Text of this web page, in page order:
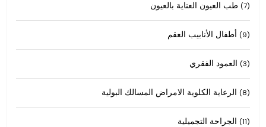
(7)
(9)
(3)
(8)
(11)